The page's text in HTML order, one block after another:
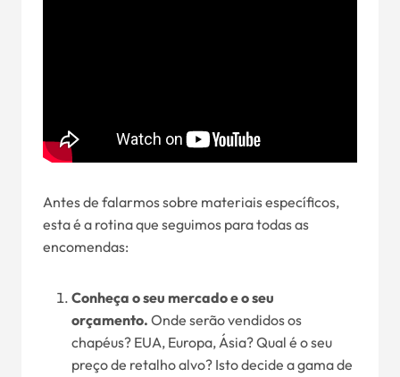
Antes de falarmos sobre materiais específicos,
esta é a rotina que seguimos para todas as
encomendas:
Conheça o seu mercado e o seu
orçamento. Onde serão vendidos os
chapéus? EUA, Europa, Ásia? Qual é o seu
preço de retalho alvo? Isto decide a gama de